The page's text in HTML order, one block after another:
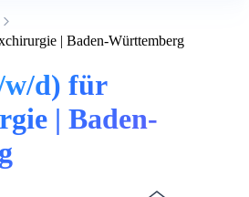
| Baden-Württemberg
w/d) für
| Baden-